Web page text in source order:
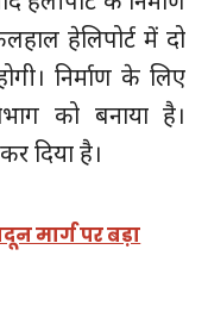
हेलिपोर्ट में दो
निर्माण के लिए
को बनाया है।
दिया है।
मार्ग पर बड़ा